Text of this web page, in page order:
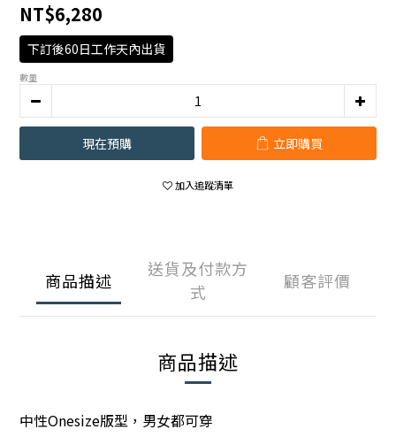
NT$6,280
下訂後60日工作天內出貨
數量
現在預購 立即購買
加入追蹤清單
商品描述
送貨及付款方
式
顧客評價
商品描述
中性Onesize版型，男女都可穿